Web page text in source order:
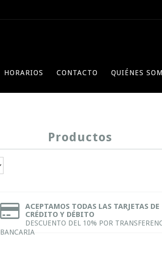
HORARIOS CONTACTO QUIÉNES
Productos
ACEPTAMOS TODAS LAS TARJETAS DE
CRÉDITO Y DÉBITO
DESCUENTO DEL 10% POR
BANCARIA